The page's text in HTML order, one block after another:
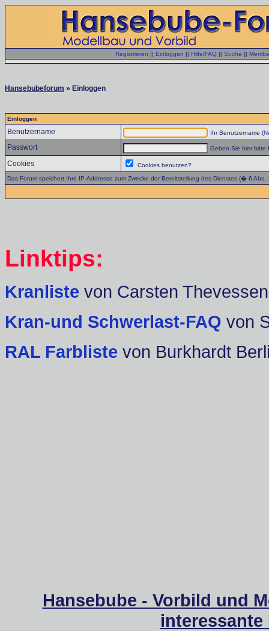
Registrieren || Einloggen || Hilfe/FAQ || Suche ||
Hansebubeforum » Einloggen
Einloggen
Benutzername Ihr Benutzername (
Passwort Geben Sie hier bitte
Cookies
Cookies benutzen?
Das Forum speichert Ihre IP-Addresse zum Zwecke der Bereitstellung des Dienstes (� 6
Linktips:
Kranliste von Carsten Thevessen
Kran-und Schwerlast-FAQ von
RAL Farbliste von Burkhardt
Hansebube - Vorbild und